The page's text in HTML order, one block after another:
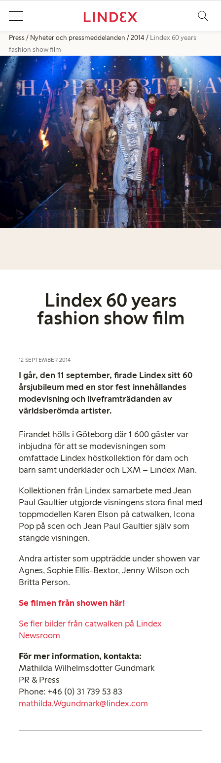
Press Nyheter och pressmeddelanden 2014
Lindex 60 years
fashion show film
Lindex 60 years
fashion show film
12 SEPTEMBER 2014
I går, den 11 september, firade Lindex sitt 60
årsjubileum med en stor fest innehållandes
modevisning och liveframträdanden av
världsberömda artister.
Firandet hölls i Göteborg där 1 600 gäster var
inbjudna för att se modevisningen som
omfattade Lindex höstkollektion för dam och
barn samt underkläder och LXM – Lindex Man.
Kollektionen från Lindex samarbete med Jean
Paul Gaultier utgjorde visningens stora final med
toppmodellen Karen Elson på catwalken, Icona
Pop på scen och Jean Paul Gaultier själv som
stängde visningen.
Andra artister som uppträdde under showen var
Agnes, Sophie Ellis-Bextor, Jenny Wilson och
Britta Person.
Se filmen från showen här!
Se fler bilder från catwalken på Lindex
Newsroom
För mer information, kontakta:
Mathilda Wilhelmsdotter Gundmark
PR & Press
Phone: +46 (0) 31 739 53 83
mathilda.Wgundmark@lindex.com